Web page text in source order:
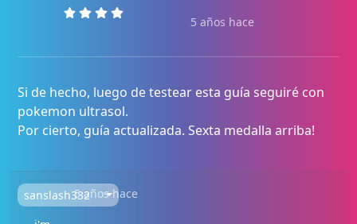
5 años hace
Si de hecho, luego de testear esta guía seguiré con
pokemon ultrasol.
Por cierto, guía actualizada. Sexta medalla arriba!
sanslash3325 años hace